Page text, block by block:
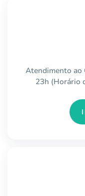
Atendimento ao
23h (Horário